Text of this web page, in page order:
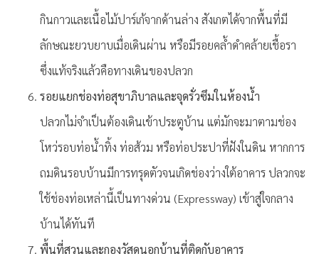
กินกาวและเนื้อไม้ปาร์เก้จากด้านล่าง สังเกตได้จากพื้นที่มี
ลักษณะยวบยาบเมื่อเดินผ่าน หรือมีรอยคล้ำดำคล้ายเชื้อรา
ซึ่งแท้จริงแล้วคือทางเดินของปลวก
รอยแยกช่องท่อสุขาภิบาลและจุดรั่วซึมในห้องน้ำ
ปลวกไม่จำเป็นต้องเดินเข้าประตูบ้าน แต่มักจะมาตามช่อง
โหว่รอบท่อน้ำทิ้ง ท่อส้วม หรือท่อประปาที่ฝังในดิน หากการ
ถมดินรอบบ้านมีการทรุดตัวจนเกิดช่องว่างใต้อาคาร ปลวกจะ
ใช้ช่องท่อเหล่านี้เป็นทางด่วน (Expressway) เข้าสู่ใจกลาง
บ้านได้ทันที
พื้นที่สวนและกองวัสดุนอกบ้านที่ติดกับอาคาร